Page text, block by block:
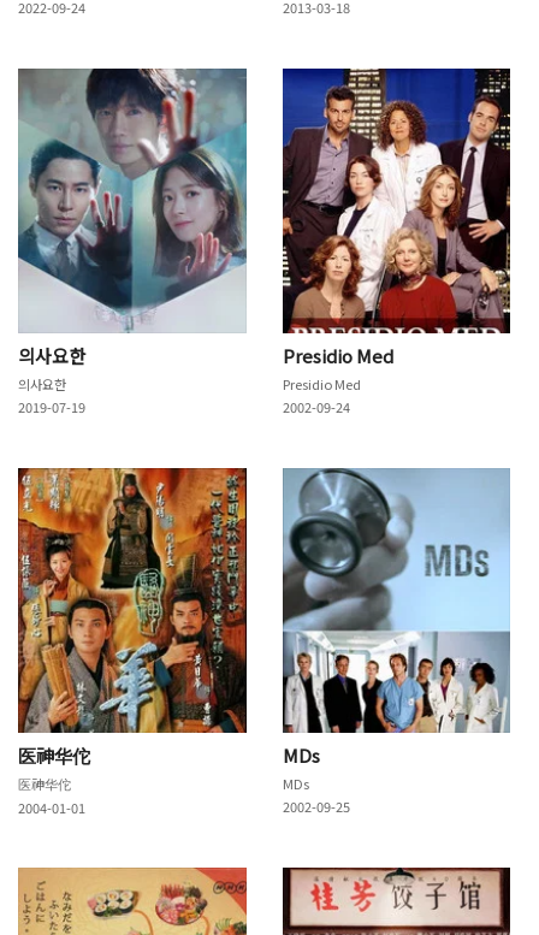
2022-09-24 2013-03-18
의사요한
의사요한
2019-07-19
Presidio Med
Presidio Med
2002-09-24
医神华佗
医神华佗
2004-01-01
MDs
MDs
2002-09-25